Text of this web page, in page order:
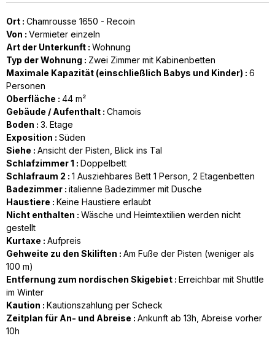
Ort : Chamrousse 1650 - Recoin
Von : Vermieter einzeln
Art der Unterkunft : Wohnung
Typ der Wohnung : Zwei Zimmer mit Kabinenbetten
Maximale Kapazität (einschließlich Babys und Kinder) : 6
Personen
Oberfläche : 44 m²
Gebäude / Aufenthalt : Chamois
Boden : 3. Etage
Exposition : Süden
Siehe : Ansicht der Pisten Blick ins Tal
Schlafzimmer 1 : Doppelbett
Schlafraum 2 : 1 Ausziehbares Bett 1 Person 2 Etagenbetten
Badezimmer : italienne Badezimmer mit Dusche
Haustiere : Keine Haustiere erlaubt
Nicht enthalten : Wäsche und Heimtextilien werden nicht
gestellt
Kurtaxe : Aufpreis
Gehweite zu den Skiliften : Am Fuße der Pisten (weniger als
100 m)
Entfernung zum nordischen Skigebiet : Erreichbar mit Shuttle
im Winter
Kaution : Kautionszahlung per Scheck
Zeitplan für An- und Abreise : Ankunft ab 13h Abreise vorher
10h